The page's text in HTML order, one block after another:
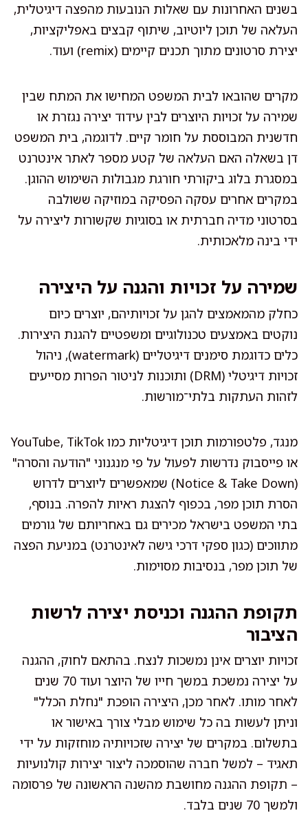
בשנים האחרונות עם שאלות הנובעות מהפצה דיגיטלית,
העלאה של תוכן ליוטיוב, שיתוף קבצים באפליקציות,
יצירת סרטונים מתוך תכנים קיימים (remix) ועוד.
מקרים שהובאו לבית המשפט המחישו את המתח שבין
שמירה על זכויות היוצרים לבין עידוד יצירה נגזרת או
חדשנית המבוססת על חומר קיים. לדוגמה, בית המשפט
דן בשאלה האם העלאה של קטע מספר לאתר אינטרנט
במסגרת בלוג ביקורתי חורגת מגבולות השימוש ההוגן.
במקרים אחרים עסקה הפסיקה במוזיקה ששולבה
בסרטוני מדיה חברתית או בסוגיות שקשורות ליצירה על
ידי בינה מלאכותית.
שמירה על זכויות והגנה על היצירה
כחלק מהמאמצים להגן על זכויותיהם, יוצרים כיום
נוקטים באמצעים טכנולוגיים ומשפטיים להגנת היצירות.
כלים כדוגמת סימנים דיגיטליים (watermark), ניהול
זכויות דיגיטלי (DRM) ותוכנות לניטור הפרות מסייעים
לזהות העתקות בלתי־מורשות.
מנגד, פלטפורמות תוכן דיגיטליות כמו YouTube, TikTok
או פייסבוק נדרשות לפעול על פי מנגנוני "הודעה והסרה"
(Notice & Take Down) שמאפשרים ליוצרים לדרוש
הסרת תוכן מפר, בכפוף להצגת ראיות להפרה. בנוסף,
בתי המשפט בישראל מכירים גם באחריותם של גורמים
מתווכים (כגון ספקי דרכי גישה לאינטרנט) במניעת הפצה
של תוכן מפר, בנסיבות מסוימות.
תקופת ההגנה וכניסת יצירה לרשות
הציבור
זכויות יוצרים אינן נמשכות לנצח. בהתאם לחוק, ההגנה
על יצירה נמשכת במשך חייו של היוצר ועוד 70 שנים
לאחר מותו. לאחר מכן, היצירה הופכת "נחלת הכלל"
וניתן לעשות בה כל שימוש מבלי צורך באישור או
בתשלום. במקרים של יצירה שזכויותיה מוחזקות על ידי
תאגיד – למשל חברה שהוסמכה ליצור יצירות קולנועיות
– תקופת ההגנה מחושבת מהשנה הראשונה של פרסומה
ולמשך 70 שנים בלבד.